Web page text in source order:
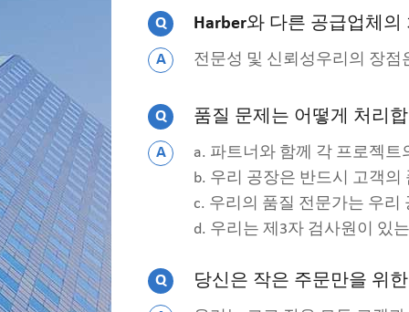
Q Harber와 다른 공급업체
A 전문성 및 신뢰성우리의 장
Q 품질 문제는 어떻게 처리
A
a. 파트너와 함께 각 프로젝트
b. 우리 공장은 반드시 고객
c. 우리의 품질 전문가는 우
d. 우리는 제3자 검사원이 있
Q 당신은 작은 주문만을 위